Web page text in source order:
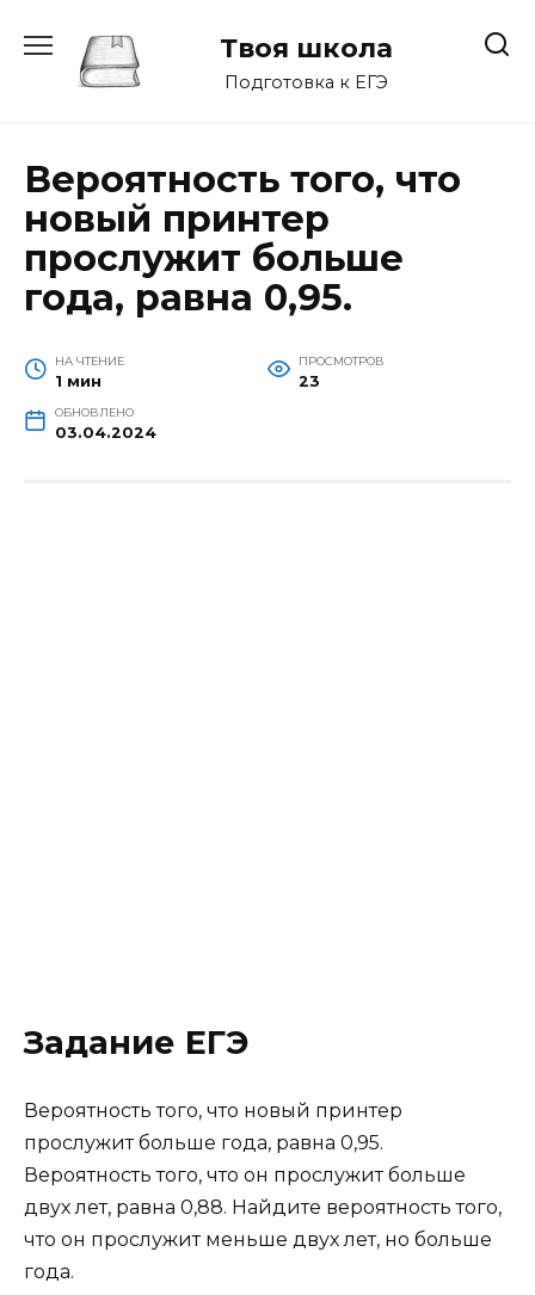
содержанию
Твоя школа
Подготовка к ЕГЭ
Вероятность того, что
новый принтер
прослужит больше
года, равна 0,95.
НА ЧТЕНИЕ
1 мин
ПРОСМОТРОВ
23
ОБНОВЛЕНО
03.04.2024
Задание ЕГЭ
Вероятность того, что новый принтер
прослужит больше года, равна 0,95.
Вероятность того, что он прослужит больше
двух лет, равна 0,88. Найдите вероятность того,
что он прослужит меньше двух лет, но больше
года.